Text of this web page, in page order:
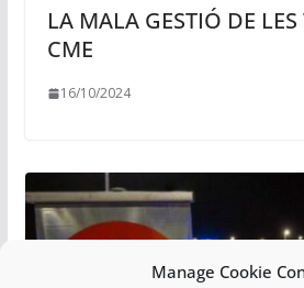
Manage Cookie
LA MALA GESTIÓ DE
CME
16/10/2024